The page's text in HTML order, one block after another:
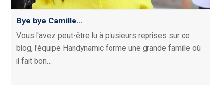
Bye bye Camille…
Vous l'avez peut-être lu à plusieurs reprises sur ce
blog, l'équipe Handynamic forme une grande famille où
il fait bon…